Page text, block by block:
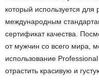
который используется для
международным
сертификат качества.
от мужчин со всего мира,
использование
отрастить красивую и